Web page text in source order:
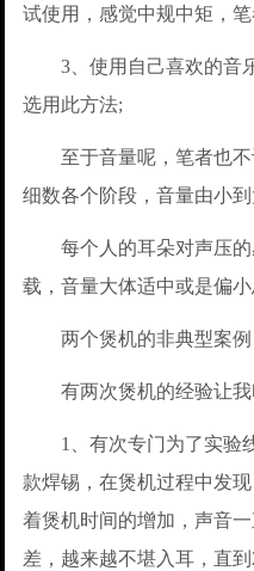
试使用，感觉中规中矩，
3、使用自己喜欢的音
选用此方法;
至于音量呢，笔者也不
细数各个阶段，音量由小
每个人的耳朵对声压的
载，音量大体适中或是偏小
两个煲机的非典型案例
有两次煲机的经验让我
1、有次专门为了实验
款焊锡，在煲机过程中发
着煲机时间的增加，声音
差，越来越不堪入耳，直